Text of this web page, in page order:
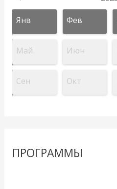
Янв Фев
Май Июн
Сен Окт
ПРОГРАММЫ